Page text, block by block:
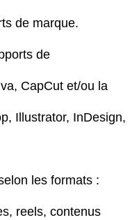
de marque.
de
CapCut et/ou la
Illustrator, InDesign,
les formats :
reels, contenus